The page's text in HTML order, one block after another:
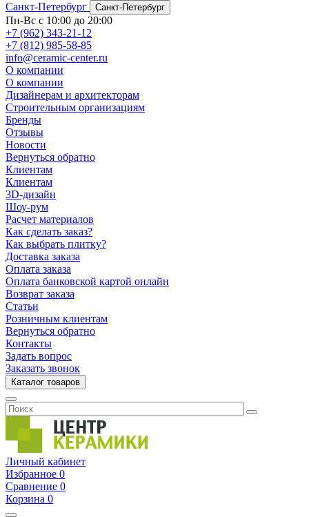
Санкт-Петербург
Санкт-Петербург
Пн-Вс с 10:00 до 20:00
+7 (962) 343-21-12
+7 (812) 985-58-85
info@ceramic-center.ru
О компании
О компании
Дизайнерам и архитекторам
Строительным организациям
Бренды
Отзывы
Новости
Вернуться обратно
Клиентам
Клиентам
3D-дизайн
Шоу-рум
Расчет материалов
Как сделать заказ?
Как выбрать плитку?
Доставка заказа
Оплата заказа
Оплата банковской картой онлайн
Возврат заказа
Статьи
Розничным клиентам
Вернуться обратно
Контакты
Задать вопрос
Заказать звонок
Каталог товаров
Личный кабинет
Избранное 0
Сравнение 0
Корзина 0